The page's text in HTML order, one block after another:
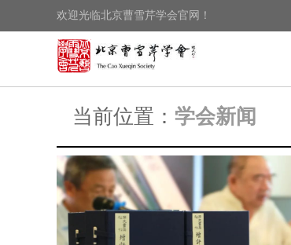
欢迎光临北京曹雪芹学会官网！
当前位置： 学会新闻